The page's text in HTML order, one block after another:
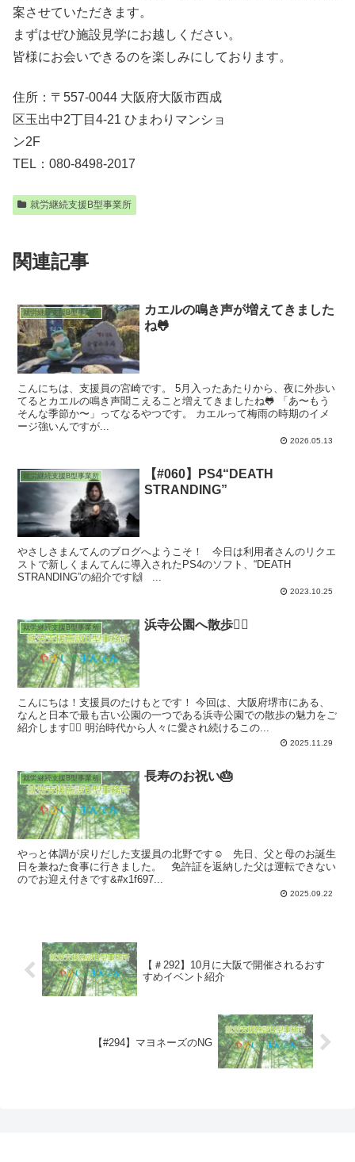
案させていただきます。
まずはぜひ施設見学にお越しください。
皆様にお会いできるのを楽しみにしております。
住所：〒557-0044 大阪府大阪市西成
区玉出中2丁目4-21 ひまわりマンショ
ン2F
TEL：080-8498-2017
就労継続支援B型事業所
関連記事
就労継続支援B型事業所
カエルの鳴き声が増えてきました
ね🐸
こんにちは、支援員の宮崎です。 5月入ったあたりから、夜に外歩い
てるとカエルの鳴き声聞こえること増えてきましたね🐸 「あ〜もう
そんな季節か〜」ってなるやつです。 カエルって梅雨の時期のイメ
ージ強いんですが...
2026.05.13
就労継続支援B型事業所
【#060】PS4“DEATH
STRANDING”
やさしさまんてんのブログへようこそ！ 今日は利用者さんのリクエ
ストで新しくまんてんに導入されたPS4のソフト、“DEATH
STRANDING”の紹介です🙌 ...
2023.10.25
就労継続支援B型事業所 浜寺公園へ散歩🚶‍♀️
こんにちは！支援員のたけもとです！ 今回は、大阪府堺市にある、
なんと日本で最も古い公園の一つである浜寺公園での散歩の魅力をご
紹介します🚶‍♀️ 明治時代から人々に愛され続けるこの...
2025.11.29
就労継続支援B型事業所 長寿のお祝い🎂
やっと体調が戻りだした支援員の北野です☺️ 先日、父と母のお誕生
日を兼ねた食事に行きました。 免許証を返納した父は運転できない
のでお迎え付きです&#x1f697...
2025.09.22
【＃292】10月に大阪で開催されるおす
すめイベント紹介
【#294】マヨネーズのNG